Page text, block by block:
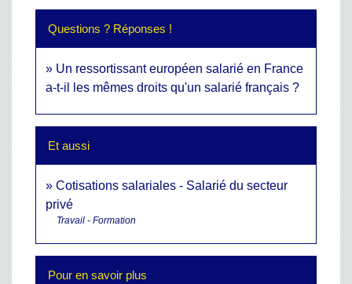
Questions ? Réponses !
Un ressortissant européen salarié en France
a-t-il les mêmes droits qu'un salarié français ?
Et aussi
Cotisations salariales - Salarié du secteur
privé
Travail - Formation
Pour en savoir plus